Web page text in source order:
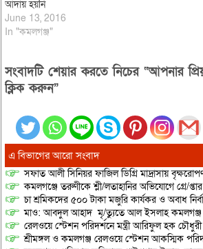
আদায় হয়নি
June 13, 2016
In "কমলগঞ্জ"
সংবাদটি শেয়ার করতে নিচের “আপনার
ক্লিক করুন”
এ বিভাগের আরো সংবাদ
সফাত আলী সিনিয়র ফাজিল ডিগ্রি মাদ্রাসায়
কমলগঞ্জে তরুণীকে শ্লী/লতাহানির অভিযোগে গ্রে/
চা শ্রমিকদের ৫০০ টাকা মজুরি কার্যকর ও অবাধ
মাও: আবদুল আহাদ মৃ/ত্যুতে আল ইসলাহ কমলগঞ্জ
রেলওয়ে স্টেশন পরিদর্শনে মন্ত্রী আরিফুল হক চৌধুরী
শ্রীমঙ্গল ও কমলগঞ্জ রেলওয়ে স্টেশন আকস্মিক